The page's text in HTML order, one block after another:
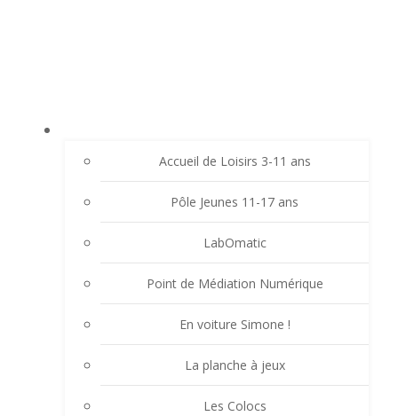
Accueil de Loisirs 3-11 ans
Pôle Jeunes 11-17 ans
LabOmatic
Point de Médiation Numérique
En voiture Simone !
La planche à jeux
Les Colocs